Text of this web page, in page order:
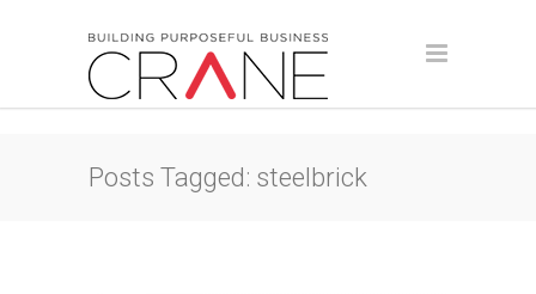
Posts Tagged: steelbrick